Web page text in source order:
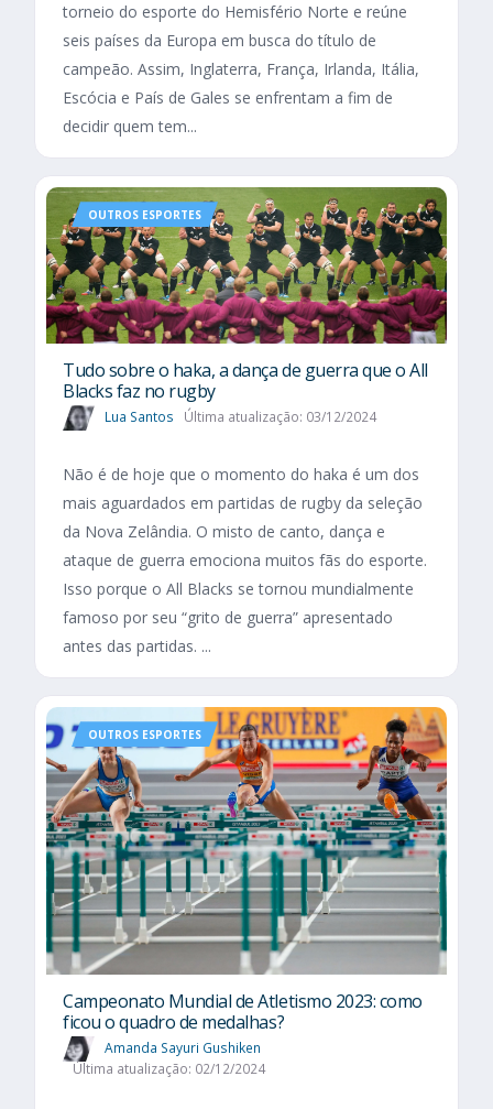
torneio do esporte do Hemisfério Norte e reúne
seis países da Europa em busca do título de
campeão. Assim, Inglaterra, França, Irlanda, Itália,
Escócia e País de Gales se enfrentam a fim de
decidir quem tem...
OUTROS ESPORTES
Tudo sobre o haka, a dança de guerra que o All
Blacks faz no rugby
Lua Santos Última atualização: 03/12/2024
Não é de hoje que o momento do haka é um dos
mais aguardados em partidas de rugby da seleção
da Nova Zelândia. O misto de canto, dança e
ataque de guerra emociona muitos fãs do esporte.
Isso porque o All Blacks se tornou mundialmente
famoso por seu “grito de guerra” apresentado
antes das partidas. ...
OUTROS ESPORTES
Campeonato Mundial de Atletismo 2023: como
ficou o quadro de medalhas?
Amanda Sayuri Gushiken
Última atualização: 02/12/2024